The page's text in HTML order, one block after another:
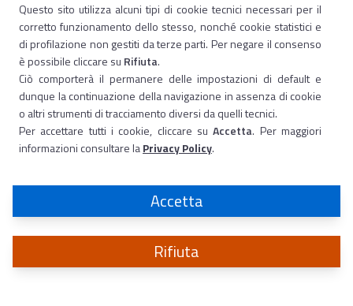
Questo sito utilizza alcuni tipi di cookie tecnici necessari per il
corretto funzionamento dello stesso, nonché cookie statistici e
di profilazione non gestiti da terze parti. Per negare il consenso
è possibile cliccare su Rifiuta.
Ciò comporterà il permanere delle impostazioni di default e
dunque la continuazione della navigazione in assenza di cookie
o altri strumenti di tracciamento diversi da quelli tecnici.
Per accettare tutti i cookie, cliccare suAccetta. Per maggiori
informazioni consultare laPrivacy Policy.
Accetta
Rifiuta